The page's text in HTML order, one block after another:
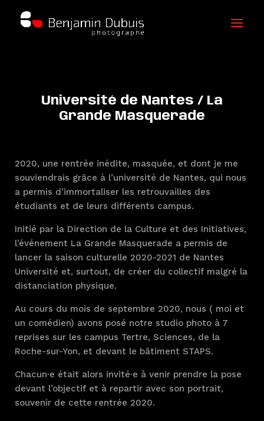
Université de Nantes / La
Grande Masquerade
2020, une rentrée inédite, masquée, et dont je me
souviendrais grâce à l’université de Nantes, qui nous
a permis d’immortaliser les retrouvailles des
étudiants et de leurs différents campus.
Initié par la Direction de la Culture et des Initiatives,
l’événement La Grande Masquerade a permis de
lancer la saison culturelle 2020-2021 de Nantes
Université et, surtout, de créer du collectif malgré la
distanciation physique.
Au cours du mois de septembre 2020, nous ( moi et
un comédien) avons posé notre studio photo à 7
reprises sur les campus Tertre, Sciences, de la
Roche-sur-Yon, et devant le bâtiment STAPS.
Chacun·e était alors invité·e à venir prendre la pose
devant l’objectif et à repartir avec son portrait,
souvenir de cette rentrée 2020.